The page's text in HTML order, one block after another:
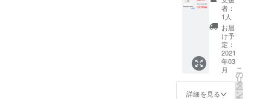
ot 4点の
お届け
です。
※お届け
予定
は、生
産、配
送状況
により
遅れる
者：
1人
お届
け予
定：
2021
年03
月
詳細を見る
こ
の
リ
タ
ー
ン